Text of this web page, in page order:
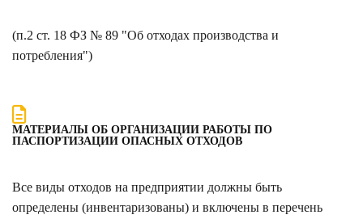
(п.2 ст. 18 ФЗ № 89 "Об отходах производства и
потребления")
МАТЕРИАЛЫ ОБ ОРГАНИЗАЦИИ РАБОТЫ ПО
ПАСПОРТИЗАЦИИ ОПАСНЫХ ОТХОДОВ
Все виды отходов на предприятии должны быть
определены (инвентаризованы) и включены в перечень